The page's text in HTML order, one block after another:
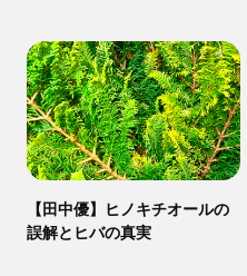
【田中優】ヒノキチオールの
誤解とヒバの真実